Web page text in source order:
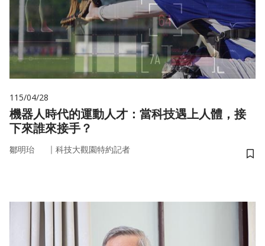
115/04/28
機器人時代的運動人才：當科技遇上人體，接
下來誰來接手？
鄒明珆 ｜ 科技大觀園特約記者
儲